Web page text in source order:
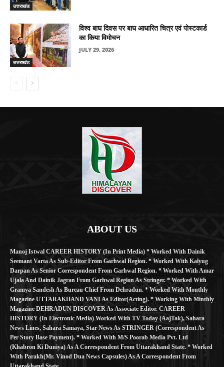
उत्तराखंड
उत्तराखंड
विश्व बाघ दिवस पर बाघ आधारित चित्र एवं पोस्टकार्ड
का किया विमोचन
JULY 29, 2026
ABOUT US
Manoj Istwal CAREER HISTORY (in Print Media) * Worked With Dainik
Seemant Varta As Sub-Editor From Garhwal Region. * Worked With Kalyug
Darpan As Senior Correspondent From Garhwal Region. * Worked With Amar
Ujala And Dainik Jagran From Garhwal Region As Stringer. * Worked With
Gramya Sandesh As Bureau Chief From Dehradun. * Worked With Monthly
Magazine UTTARAKHAND VANI As Editor(Acting). * Working With Minthly
Magazine DEHRADUN DISCOVER As Associate Editor. CAREER
HISTORY (in Electronic Media) Worked With TV Today (AajTak), Sahara
News Lines, Sahara Samaya, Star News As STRINGER (Correspondent As
Per Story Base Payment). * Worked With M/S Poorab Media Pvt. Ltd
(Khabron Ki Duniya) As A Correspondent From Uttarakhand State. * Worked
With Parakh(Mr. Vinod Dua News Capsules) As A Correspondent From